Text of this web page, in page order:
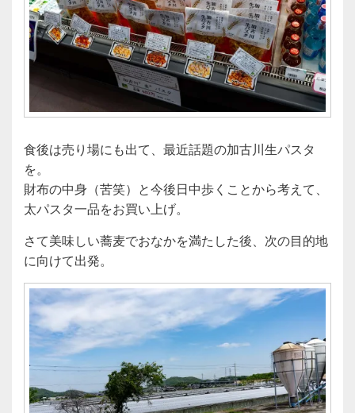
食後は売り場にも出て、最近話題の加古川生パスタ
を。
財布の中身（苦笑）と今後日中歩くことから考えて、
太パスタ一品をお買い上げ。
さて美味しい蕎麦でおなかを満たした後、次の目的地
に向けて出発。